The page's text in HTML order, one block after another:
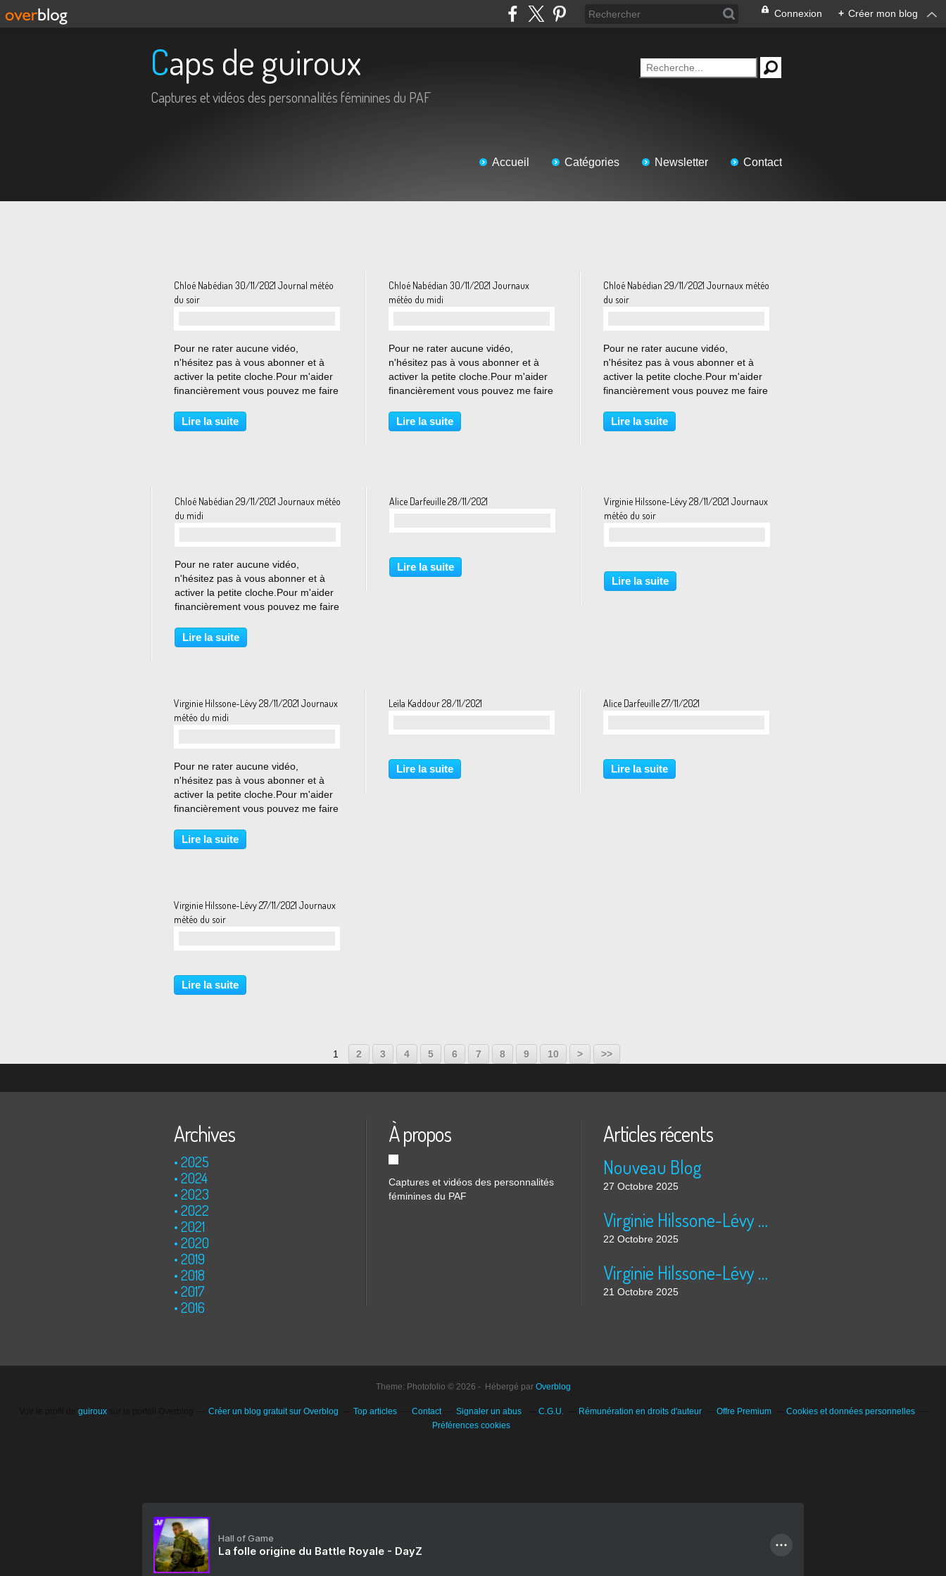
Connexion + Créer mon blog
Caps de guiroux
Captures et vidéos des personnalités féminines du PAF
Accueil Catégories Newsletter Contact
Chloé Nabédian 30/11/2021 Journal météo
du soir
Pour ne rater aucune vidéo,
n'hésitez pas à vous abonner et à
activer la petite cloche.Pour m'aider
financièrement vous pouvez me faire
Nabédian pour le journal météo du
soir sur France 2 le 30 Novembre
Lire la suite
Chloé Nabédian 30/11/2021 Journaux
météo du midi
Pour ne rater aucune vidéo,
n'hésitez pas à vous abonner et à
activer la petite cloche.Pour m'aider
financièrement vous pouvez me faire
Nabédian pour les journaux météo
du midi sur France 2 le 30 Novembre
Lire la suite
Chloé Nabédian 29/11/2021 Journaux météo
du soir
Pour ne rater aucune vidéo,
n'hésitez pas à vous abonner et à
activer la petite cloche.Pour m'aider
financièrement vous pouvez me faire
Nabédian pour les journaux météo
du soir sur France 2 le 29 Novembre
Lire la suite
Chloé Nabédian 29/11/2021 Journaux météo
du midi
Pour ne rater aucune vidéo,
n'hésitez pas à vous abonner et à
activer la petite cloche.Pour m'aider
financièrement vous pouvez me faire
Nabédian pour les journaux météo
du midi sur France 2 le 29 Novembre
Lire la suite
Alice Darfeuille 28/11/2021
Lire la suite
Virginie Hilssone-Lévy 28/11/2021 Journaux
météo du soir
Lire la suite
Virginie Hilssone-Lévy 28/11/2021 Journaux
météo du midi
Pour ne rater aucune vidéo,
n'hésitez pas à vous abonner et à
activer la petite cloche.Pour m'aider
financièrement vous pouvez me faire
Hilssone-Lévy pour le journal météo
de France 2 le 28 Novembre 2021
Lire la suite
Leïla Kaddour 28/11/2021
Lire la suite
Alice Darfeuille 27/11/2021
Lire la suite
Virginie Hilssone-Lévy 27/11/2021 Journaux
météo du soir
Lire la suite
1 2 3 4 5 6 7 8 9 10 > >>
Archives
2025
2024
2023
2022
2021
2020
2019
2018
2017
2016
À propos
Captures et vidéos des personnalités
féminines du PAF
Articles récents
Nouveau Blog
27 Octobre 2025
Virginie Hilssone-Lévy 22/10/2025
22 Octobre 2025
Virginie Hilssone-Lévy 21/10/2025
21 Octobre 2025
Theme: Photofolio © 2026 - Hébergé par Overblog
guirouxsur le portail Overblog Créer un blog gratuit sur Overblog Top articles Contact Signaler un abus C.G.U. Rémunération en droits d'auteur Offre Premium
Cookies et données personnelles
Préférences cookies
Hall of Game
La folle origine du Battle Royale - DayZ